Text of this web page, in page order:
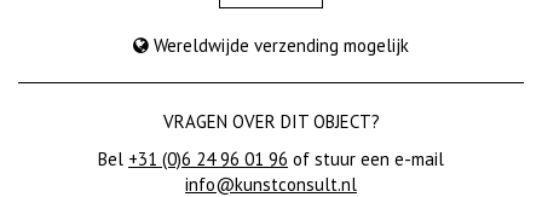
Wereldwijde verzending mogelijk
VRAGEN OVER DIT OBJECT?
Bel +31 (0)6 24 96 01 96 of stuur een e-mail
info@kunstconsult.nl